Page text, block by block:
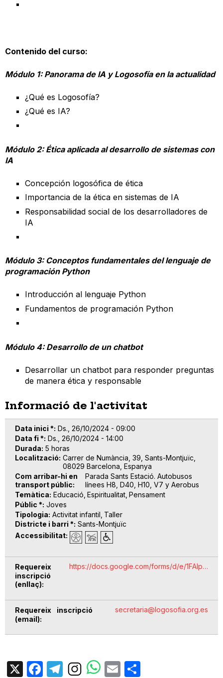
Contenido del curso:
Módulo 1: Panorama de IA y Logosofía en la actualidad
¿Qué es Logosofía?
¿Qué es IA?
Módulo 2: Ética aplicada al desarrollo de sistemas con
IA
Concepción logosófica de ética
Importancia de la ética en sistemas de IA
Responsabilidad social de los desarrolladores de
IA
Módulo 3: Conceptos fundamentales del lenguaje de
programación Python
Introducción al lenguaje Python
Fundamentos de programación Python
Módulo 4: Desarrollo de un chatbot
Desarrollar un chatbot para responder preguntas
de manera ética y responsable
Informació de l'activitat
Data inici * Ds., 26/10/2024 - 09:00
Data fi * Ds., 26/10/2024 - 14:00
Durada 5 horas
Localització Carrer de Numància, 39, Sants-Montjuïc,
08029 Barcelona, Espanya
Com arribar-hi en
transport públic
Parada Sants Estació. Autobusos
línees H8, D40, H10, V7 y Aerobus
Temàtica Educació Espiritualitat Pensament
Públic * Joves
Tipologia Activitat infantil Taller
Districte i barri * Sants-Montjuïc
Accessibilitat
Requereix
inscripció
(enllaç)
https://docs.google.com/forms/d/e/1FAIp…
Requereix inscripció
(email)
secretaria@logosofia.org.es
X Facebook
TelegramEmail